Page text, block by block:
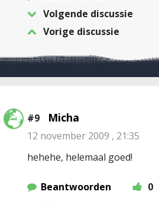
Volgende discussie
Vorige discussie
#9 Micha
12 november 2009 , 21:35
hehehe, helemaal goed!
Beantwoorden
0